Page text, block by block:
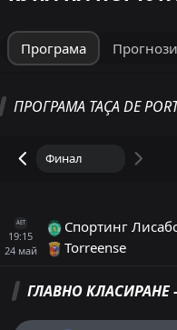
Програма Прогнози
ПРОГРАМА TAÇA DE
AET
19:15
24 май
Спортинг
Torreense
ПРОГНОЗИ TAÇA DE
ГЛАВНО КЛАСИРАНЕ -